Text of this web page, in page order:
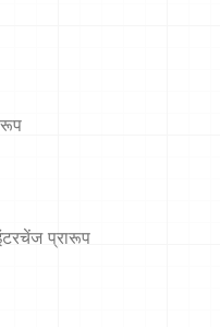
प्रारूप